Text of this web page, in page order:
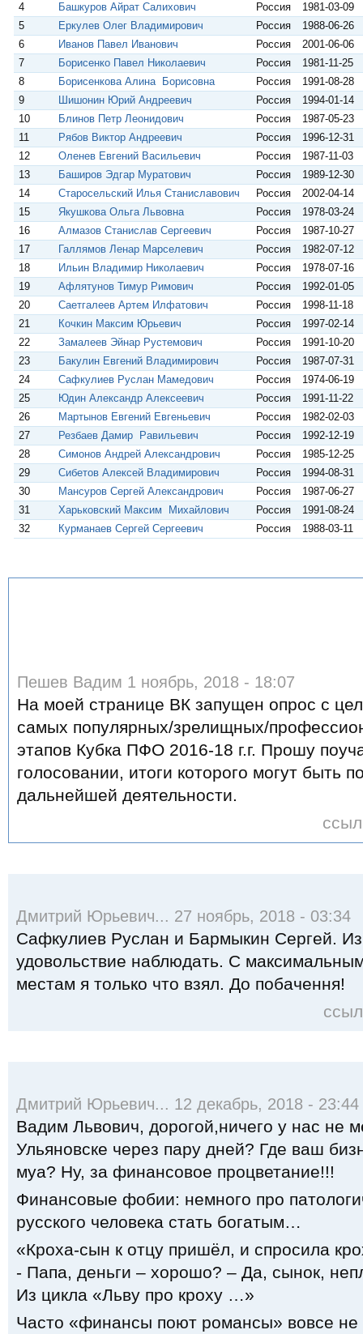
4 Башкуров Айрат Салихович Россия
1981-03-09
5
Еркулев Олег Владимирович Россия
1988-06-26
6
Иванов Павел Иванович Россия
2001-06-06
7
Борисенко Павел Николаевич Россия
1981-11-25
8
Борисенкова Алина Борисовна Россия
1991-08-28
9
Шишонин Юрий Андреевич Россия
1994-01-14
10
Блинов Петр Леонидович Россия
1987-05-23
11
Рябов Виктор Андреевич Россия
1996-12-31
12
Оленев Евгений Васильевич Россия
1987-11-03
13
Баширов Эдгар Муратович Россия
1989-12-30
14
Старосельский Илья Станиславович Россия
2002-04-14
15
Якушкова Ольга Львовна Россия
1978-03-24
16
Алмазов Станислав Сергеевич Россия
1987-10-27
17
Галлямов Ленар Марселевич Россия
1982-07-12
18
Ильин Владимир Николаевич Россия
1978-07-16
19
Афлятунов Тимур Римович Россия
1992-01-05
20
Саетгалеев Артем Илфатович Россия
1998-11-18
21
Кочкин Максим Юрьевич Россия
1997-02-14
22
Замалеев Эйнар Рустемович Россия
1991-10-20
23
Бакулин Евгений Владимирович Россия
1987-07-31
24
Сафкулиев Руслан Мамедович Россия
1974-06-19
25
Юдин Александр Алексеевич Россия
1991-11-22
26
Мартынов Евгений Евгеньевич Россия
1982-02-03
27
Резбаев Дамир Равильевич Россия
1992-12-19
28
Симонов Андрей Александрович Россия
1985-12-25
29
Сибетов Алексей Владимирович Россия
1994-08-31
30
Мансуров Сергей Александрович Россия
1987-06-27
31
Харьковский Максим Михайлович Россия
1991-08-24
32
Курманаев Сергей Сергеевич Россия 1988-03-11
Пешев Вадим 1 ноябрь, 2018 - 18:07
На моей странице ВК запущен опрос с
самых популярных/зрелищных/
этапов Кубка ПФО 2016-18 г.г. Прошу
голосовании, итоги которого могут быть
дальнейшей деятельности.
Дмитрий Юрьевич... 27 ноябрь, 2018 - 03:34
Сафкулиев Руслан и Бармыкин Сергей.
удовольствие наблюдать. С
местам я только что взял. До побачення!
Дмитрий Юрьевич... 12 декабрь, 2018 - 23:44
Вадим Львович, дорогой,ничего у нас не
Ульяновске через пару дней? Где ваш
муа? Ну, за финансовое процветание!!!
Финансовые фобии: немного про
русского человека стать богатым…
«Кроха-сын к отцу пришёл, и спросила
- Папа, деньги – хорошо? – Да, сынок,
Из цикла «Льву про кроху …»
Часто «финансы поют романсы» вовсе